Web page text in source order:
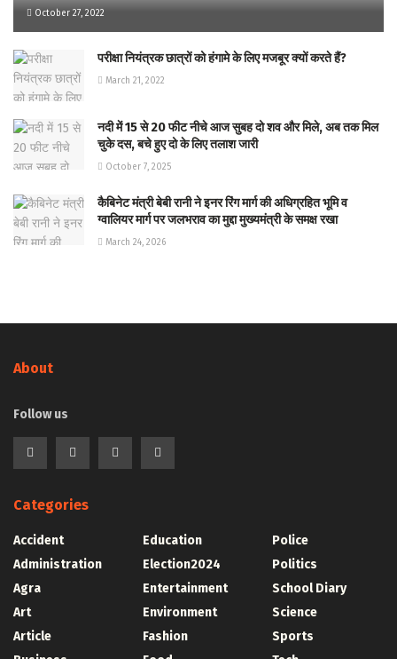
October 27, 2022
परीक्षा नियंत्रक छात्रों को हंगामे के लिए मजबूर क्यों करते हैं?
March 21, 2022
नदी में 15 से 20 फीट नीचे आज सुबह दो शव और मिले, अब तक मिल
चुके दस, बचे हुए दो के लिए तलाश जारी
October 7, 2025
कैबिनेट मंत्री बेबी रानी ने इनर रिंग मार्ग की अधिग्रहित भूमि व
ग्वालियर मार्ग पर जलभराव का मुद्दा मुख्यमंत्री के समक्ष रखा
March 24, 2026
About
Follow us
Categories
Accident
Administration
Agra
Art
Article
Education
Election2024
Entertainment
Environment
Fashion
Police
Politics
School Diary
Science
Sports